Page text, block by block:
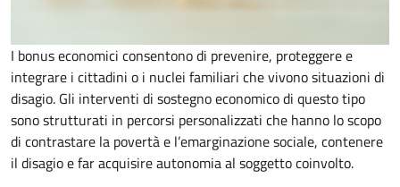
I bonus economici consentono di prevenire, proteggere e
integrare i cittadini o i nuclei familiari che vivono situazioni di
disagio. Gli interventi di sostegno economico di questo tipo
sono strutturati in percorsi personalizzati che hanno lo scopo
di contrastare la povertà e l’emarginazione sociale, contenere
il disagio e far acquisire autonomia al soggetto coinvolto.